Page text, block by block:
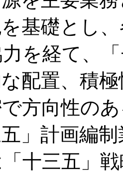
基礎とし
を経て、
配置、積
方向性の
」計画編
十三五」